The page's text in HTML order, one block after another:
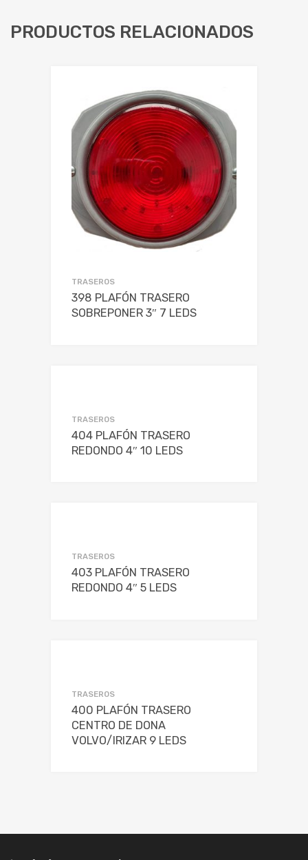
PRODUCTOS RELACIONADOS
TRASEROS
398 PLAFÓN TRASERO
SOBREPONER 3″ 7 LEDS
TRASEROS
404 PLAFÓN TRASERO
REDONDO 4″ 10 LEDS
TRASEROS
403 PLAFÓN TRASERO
REDONDO 4″ 5 LEDS
TRASEROS
400 PLAFÓN TRASERO
CENTRO DE DONA
VOLVO/IRIZAR 9 LEDS